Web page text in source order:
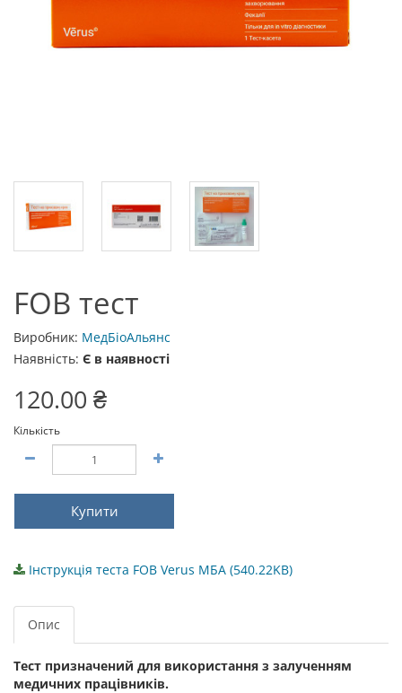
FOB тест
Виробник: МедБіоАльянс
Наявність: Є в наявності
120.00 ₴
Кількість
Купити
Інструкція теста FOB Verus МБА (540.22KB)
Опис
Тест призначений для використання з залученням
медичних працівників.